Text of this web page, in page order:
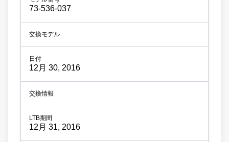
73-536-037
12月 30, 2016
12月 31, 2016